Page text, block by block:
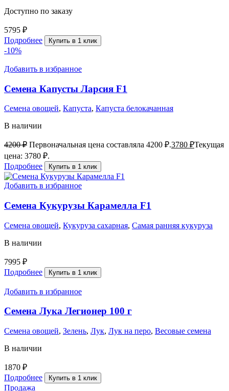
Доступно по заказу
5795 ₽
Подробнее
Купить в 1 клик
-10%
Добавить в избранное
Семена Капусты Ларсия F1
Семена овощей, Капуста, Капуста белокачанная
В наличии
4200₽ Первоначальная цена составляла 4200 ₽.3780 ₽Текущая
цена: 3780 ₽.
Подробнее
Купить в 1 клик
Добавить в избранное
Семена Кукурузы Карамелла F1
Семена овощей, Кукуруза сахарная, Самая ранняя кукуруза
В наличии
7995 ₽
Подробнее
Купить в 1 клик
Добавить в избранное
Семена Лука Легионер 100 г
Семена овощей, Зелень, Лук, Лук на перо, Весовые семена
В наличии
1870 ₽
Подробнее
Купить в 1 клик
Продажа